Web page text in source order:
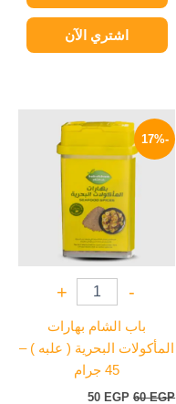
اشتري الآن
-17%
-
+
باب الشام بهارات
المأكولات البحرية ( علبه ) –
45 جرام
60EGP
الأصلي
هو:
60 EGP.
50 EGP
الحالي
50 EGP.